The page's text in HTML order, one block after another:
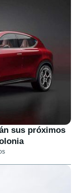
sus próximos